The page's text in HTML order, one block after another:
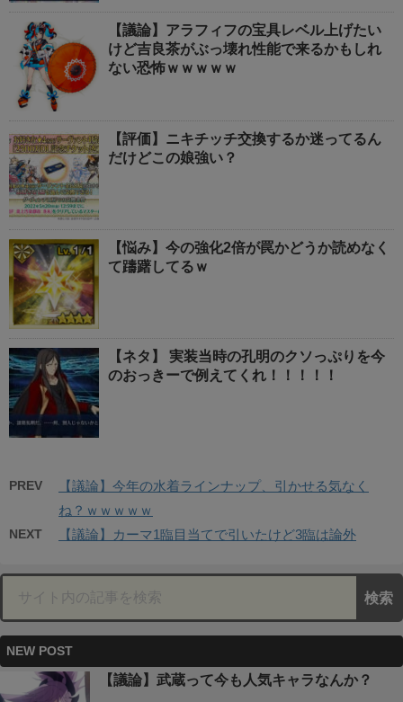
【議論】アラフィフの宝具レベル上げたい
けど吉良茶がぶっ壊れ性能で来るかもしれ
ない恐怖ｗｗｗｗｗ
【評価】ニキチッチ交換するか迷ってるん
だけどこの娘強い？
【悩み】今の強化2倍が罠かどうか読めなく
て躊躇してるｗ
【ネタ】 実装当時の孔明のクソっぷりを今
のおっきーで例えてくれ！！！！！
PREV
【議論】今年の水着ラインナップ、引かせる気なく
ね？ｗｗｗｗｗ
NEXT 【議論】カーマ1臨目当てで引いたけど3臨は論外
NEW POST
【議論】武蔵って今も人気キャラなんか？